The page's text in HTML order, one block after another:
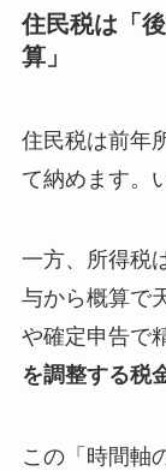
住民税は「
算」
住民税は前年
て納めます。
一方、所得税
与から概算で
や確定申告で
を調整する税
この「時間軸